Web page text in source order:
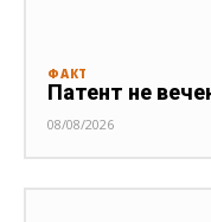
ФАКТ
Патент не
08/08/2026